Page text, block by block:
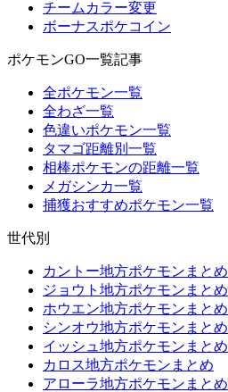
チームカラー変更
ボーナスポケコイン
ポケモンGO一覧記事
全ポケモン一覧
全わざ一覧
色違いポケモン一覧
タマゴ距離別一覧
相棒ポケモンの距離一覧
メガシンカ一覧
捕獲おすすめポケモン一覧
世代別
カントー地方ポケモンまとめ
ジョウト地方ポケモンまとめ
ホウエン地方ポケモンまとめ
シンオウ地方ポケモンまとめ
イッシュ地方ポケモンまとめ
カロス地方ポケモンまとめ
アローラ地方ポケモンまとめ